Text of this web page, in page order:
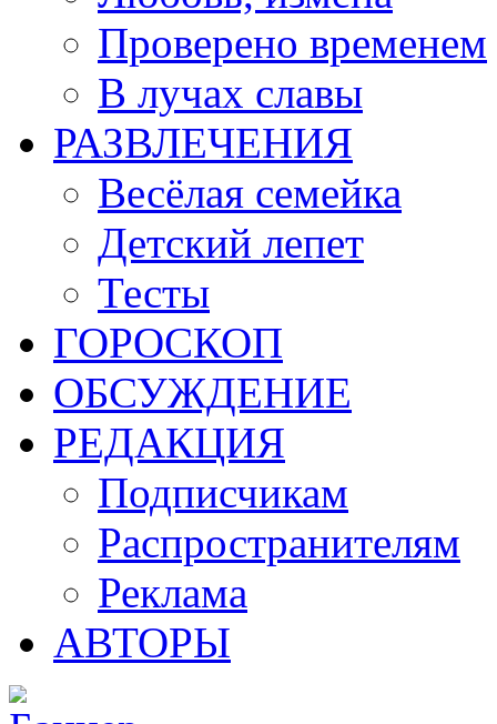
Проверено временем
В лучах славы
РАЗВЛЕЧЕНИЯ
Весёлая семейка
Детский лепет
Тесты
ГОРОСКОП
ОБСУЖДЕНИЕ
РЕДАКЦИЯ
Подписчикам
Распространителям
Реклама
АВТОРЫ